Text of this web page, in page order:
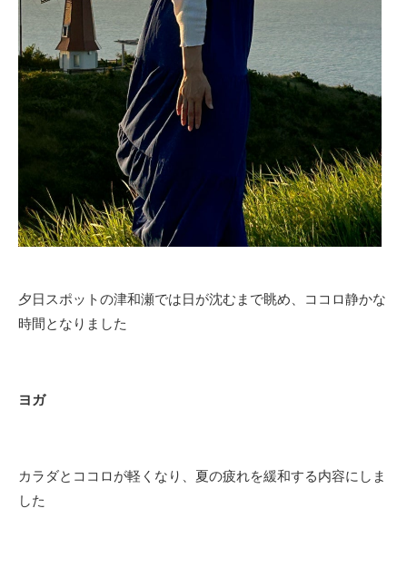
夕日スポットの津和瀬では日が沈むまで眺め、ココロ静かな
時間となりました
ヨガ
カラダとココロが軽くなり、夏の疲れを緩和する内容にしま
した